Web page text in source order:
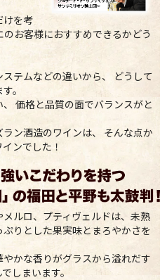
けを考
お客様におすすめできるかどう
テムなどの違いから、 どうして
。
価格と品質の面でバランスがと
ン酒造のワインは、 そんな点か
ンでした！
ルロ、プティヴェルドは、未熟
りとした果実味とまろやかさを
かな香りがグラスから溢れだす
しまいます。